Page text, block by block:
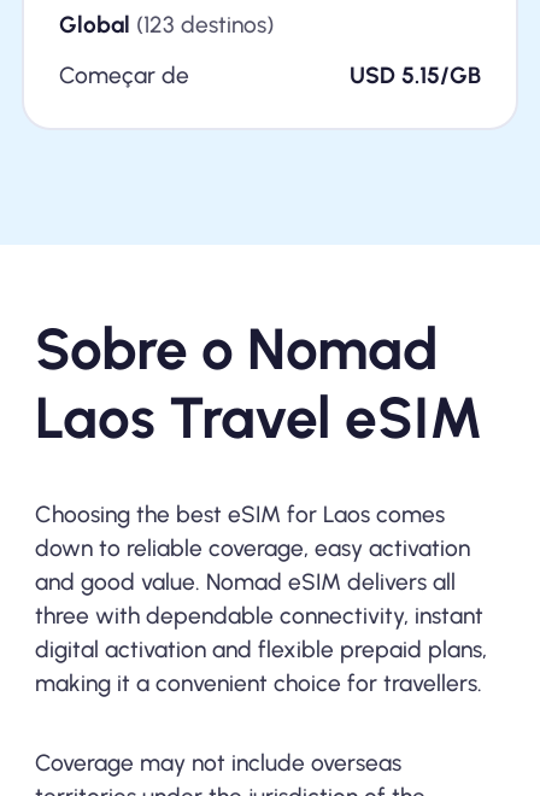
Global (123 destinos)
Começar de
USD 5.15/GB
Sobre o Nomad
Laos Travel eSIM
Choosing the best eSIM for Laos comes
down to reliable coverage, easy activation
and good value. Nomad eSIM delivers all
three with dependable connectivity, instant
digital activation and flexible prepaid plans,
making it a convenient choice for travellers.
Coverage may not include overseas